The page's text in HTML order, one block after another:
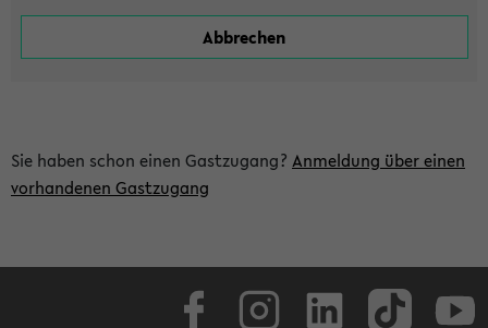
Sie haben schon einen Gastzugang? Anmeldung über einen
vorhandenen Gastzugang